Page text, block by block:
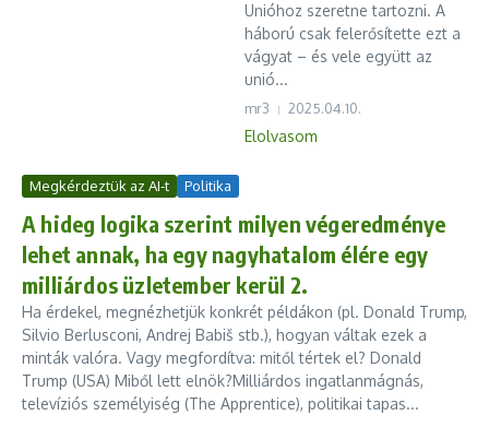
Unióhoz szeretne tartozni. A
háború csak felerősítette ezt a
vágyat – és vele együtt az
unió...
mr3 2025.04.10.
Elolvasom
Megkérdeztük az AI-t Politika
A hideg logika szerint milyen végeredménye
lehet annak, ha egy nagyhatalom élére egy
milliárdos üzletember kerül 2.
Ha érdekel, megnézhetjük konkrét példákon (pl. Donald Trump,
Silvio Berlusconi, Andrej Babiš stb.), hogyan váltak ezek a
minták valóra. Vagy megfordítva: mitől tértek el? Donald
Trump (USA) Miből lett elnök?Milliárdos ingatlanmágnás,
televíziós személyiség (The Apprentice), politikai tapas...